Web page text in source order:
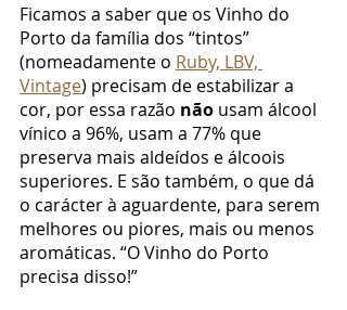
Ficamos a saber que os Vinho do
Porto da família dos “tintos”
(nomeadamente o Ruby, LBV,
Vintage) precisam de estabilizar a
cor, por essa razão não usam álcool
vínico a 96%, usam a 77% que
preserva mais aldeídos e álcoois
superiores. E são também, o que dá
o carácter à aguardente, para serem
melhores ou piores, mais ou menos
aromáticas. “O Vinho do Porto
precisa disso!”